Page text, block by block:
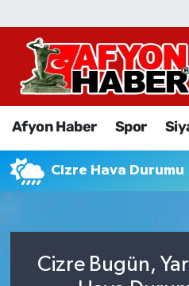
Afyon Haber Spor
Cizre Hava Durumu
Cizre Bugün,
Afyon Haber
Asayiş Yaşam
Eğitim